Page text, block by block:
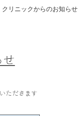
クリニックからのお知らせ